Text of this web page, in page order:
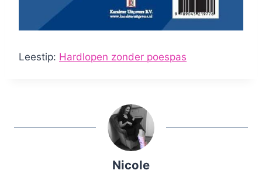
Leestip: Hardlopen zonder poespas
Nicole